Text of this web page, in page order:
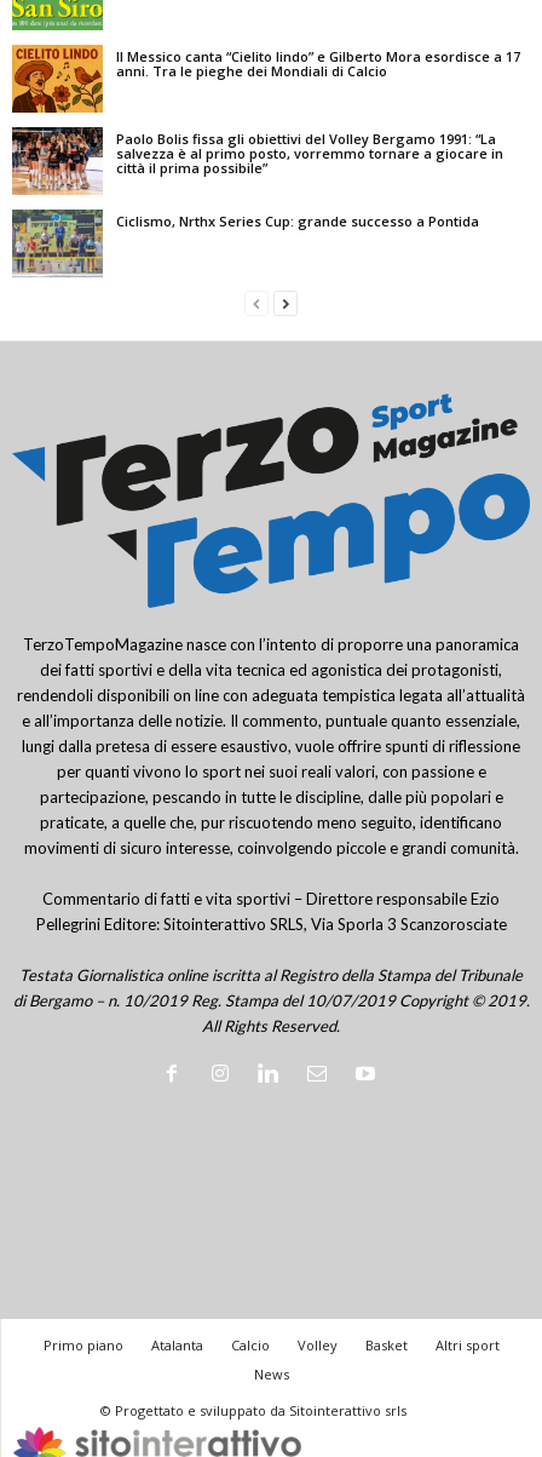
Il Messico canta “Cielito lindo” e Gilberto Mora esordisce a 17
anni. Tra le pieghe dei Mondiali di Calcio
Paolo Bolis fissa gli obiettivi del Volley Bergamo 1991: “La
salvezza è al primo posto, vorremmo tornare a giocare in
città il prima possibile”
Ciclismo, Nrthx Series Cup: grande successo a Pontida
TerzoTempoMagazine nasce con l’intento di proporre una panoramica
dei fatti sportivi e della vita tecnica ed agonistica dei protagonisti,
rendendoli disponibili on line con adeguata tempistica legata all’attualità
e all’importanza delle notizie. Il commento, puntuale quanto essenziale,
lungi dalla pretesa di essere esaustivo, vuole offrire spunti di riflessione
per quanti vivono lo sport nei suoi reali valori, con passione e
partecipazione, pescando in tutte le discipline, dalle più popolari e
praticate, a quelle che, pur riscuotendo meno seguito, identificano
movimenti di sicuro interesse, coinvolgendo piccole e grandi comunità.
Commentario di fatti e vita sportivi – Direttore responsabile Ezio
Pellegrini Editore: Sitointerattivo SRLS, Via Sporla 3 Scanzorosciate
Testata Giornalistica online iscritta al Registro della Stampa del Tribunale
di Bergamo – n. 10/2019 Reg. Stampa del 10/07/2019 Copyright © 2019.
All Rights Reserved.
Primo piano Atalanta Calcio Volley Basket
Altri sport
News
© Progettato e sviluppato da Sitointerattivo srls